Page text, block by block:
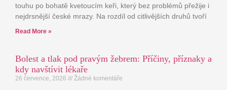
touhu po bohatě kvetoucím keři, který bez problémů přežije i
nejdrsnější české mrazy. Na rozdíl od citlivějších druhů tvoří
Read More »
Bolest a tlak pod pravým žebrem: Příčiny, příznaky a
kdy navštívit lékaře
26 července, 2026 Žádné komentáře